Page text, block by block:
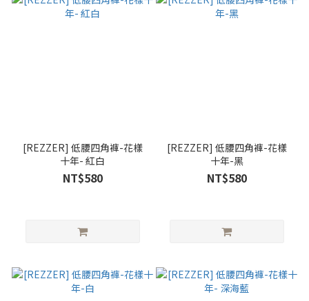
[REZZER] 低腰四角褲-花樣
十年- 紅白
NT$580
[REZZER] 低腰四角褲-花樣
十年-黑
NT$580